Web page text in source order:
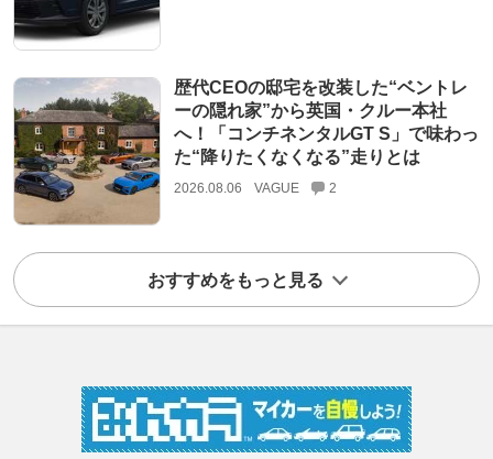
歴代CEOの邸宅を改装した“ベントレ
ーの隠れ家”から英国・クルー本社
へ！「コンチネンタルGT S」で味わっ
た“降りたくなくなる”走りとは
2026.08.06 VAGUE 2
おすすめをもっと見る